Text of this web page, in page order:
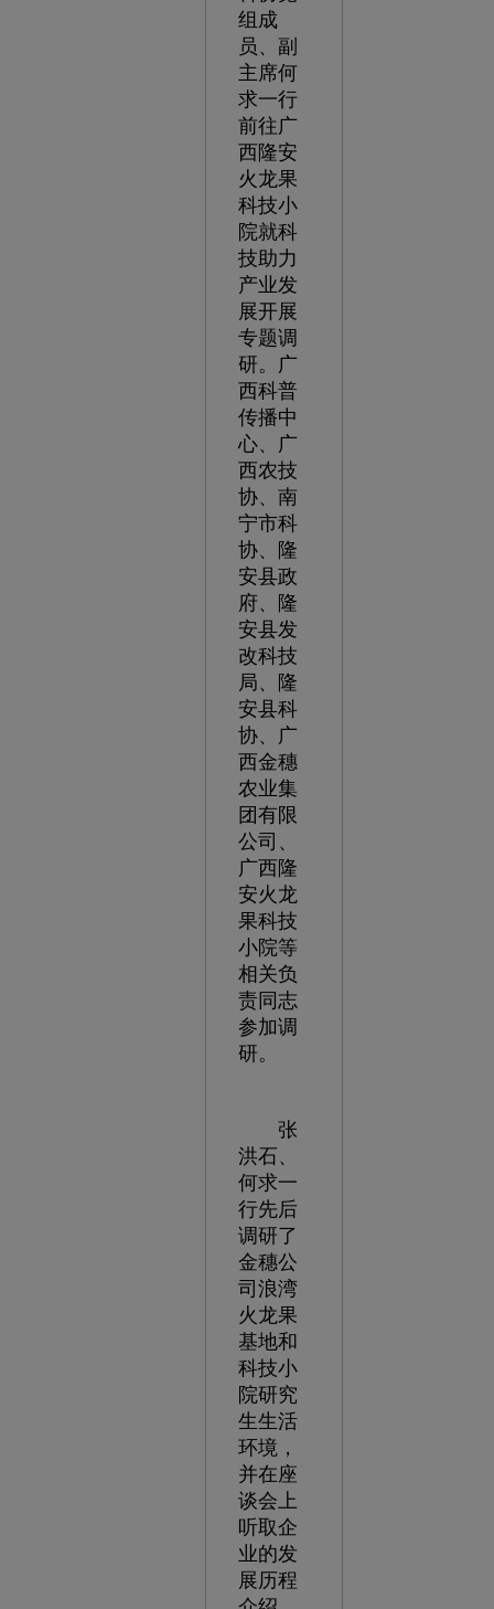
组成
员、副
主席何
求一行
前往广
西隆安
火龙果
科技小
院就科
技助力
产业发
展开展
专题调
研。广
西科普
传播中
心、广
西农技
协、南
宁市科
协、隆
安县政
府、隆
安县发
改科技
局、隆
安县科
协、广
西金穗
农业集
团有限
公司、
广西隆
安火龙
果科技
小院等
相关负
责同志
参加调
研。
张
洪石、
何求一
行先后
调研了
金穗公
司浪湾
火龙果
基地和
科技小
院研究
生生活
环境，
并在座
谈会上
听取企
业的发
展历程